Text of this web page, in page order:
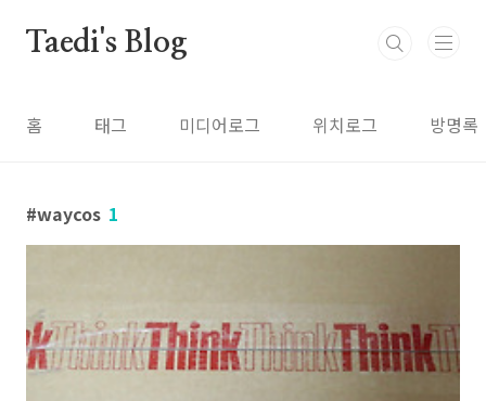
Taedi's Blog
홈 태그 미디어로그 위치로그 방명록
waycos 1